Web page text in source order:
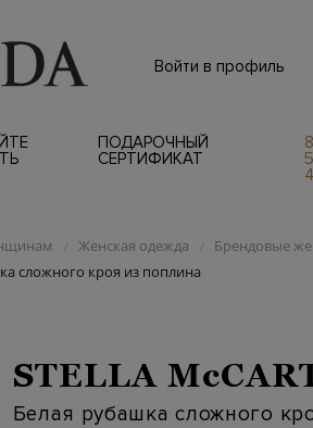
Войти в профиль
ПОДАРОЧНЫЙ
СЕРТИФИКАТ
/ Женская одежда / Брендовые
сложного кроя из поплина
STELLA
Белая рубашка сложного